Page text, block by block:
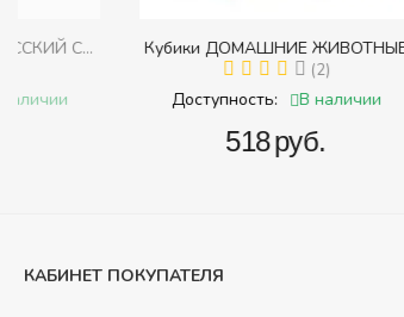
Кубики ДОМАШНИЕ ЖИВОТНЫЕ
(Томик) (Набор кубиков разрезных
(складных))
(2)
Доступность: В наличии
КАБИНЕТ ПОКУПАТЕЛЯ